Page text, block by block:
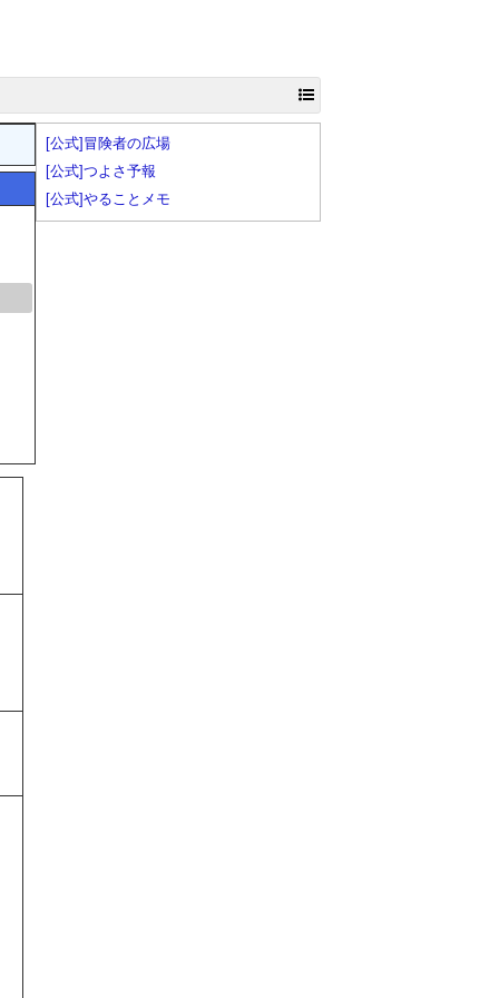
[公式]冒険者の広場
[公式]つよさ予報
[公式]やることメモ